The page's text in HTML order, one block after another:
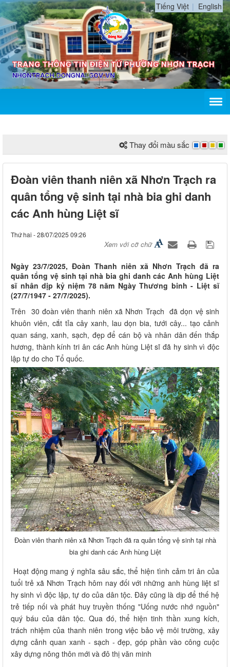
Tiếng Việt English
Thay đổi màu sắc
Đoàn viên thanh niên xã Nhơn Trạch ra
quân tổng vệ sinh tại nhà bia ghi danh
các Anh hùng Liệt sĩ
Thứ hai - 28/07/2025 09:26
Xem với cỡ chữ
Ngày 23/7/2025, Đoàn Thanh niên xã Nhơn Trạch đã ra
quân tổng vệ sinh tại nhà bia ghi danh các Anh hùng Liệt
sĩ nhân dịp kỷ niệm 78 năm Ngày Thương binh - Liệt sĩ
(27/7/1947 - 27/7/2025).
Trên 30 đoàn viên thanh niên xã Nhơn Trạch đã dọn vệ sinh
khuôn viên, cắt tỉa cây xanh, lau dọn bia, tưới cây... tạo cảnh
quan sáng, xanh, sạch, đẹp để cán bộ và nhân dân đến thắp
hương, thành kính tri ân các Anh hùng Liệt sĩ đã hy sinh vì độc
lập tự do cho Tổ quốc.
Đoàn viên thanh niên xã Nhơn Trạch đã ra quân tổng vệ sinh tại nhà
bia ghi danh các Anh hùng Liệt
Hoạt động mang ý nghĩa sâu sắc, thể hiện tình cảm tri ân của
tuổi trẻ xã Nhơn Trạch hôm nay đối với những anh hùng liệt sĩ
hy sinh vì độc lập, tự do của dân tộc. Đây cũng là dịp để thế hệ
trẻ tiếp nối và phát huy truyền thống "Uống nước nhớ nguồn"
quý báu của dân tộc. Qua đó, thể hiện tinh thần xung kích,
trách nhiệm của thanh niên trong việc bảo vệ môi trường, xây
dựng cảnh quan xanh - sạch - đẹp, góp phần vào công cuộc
xây dựng nông thôn mới và đô thị văn minh